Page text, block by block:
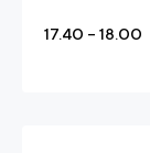
17.40 – 18.00